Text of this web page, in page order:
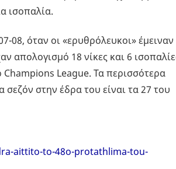
ισοπαλία.
08, όταν οι «ερυθρόλευκοι» έμειναν
απολογισμό 18 νίκες και 6
Champions League. Τα περισσότερα
σεζόν στην έδρα του είναι τα 27 του
aittito-to-48o-protathlima-tou-